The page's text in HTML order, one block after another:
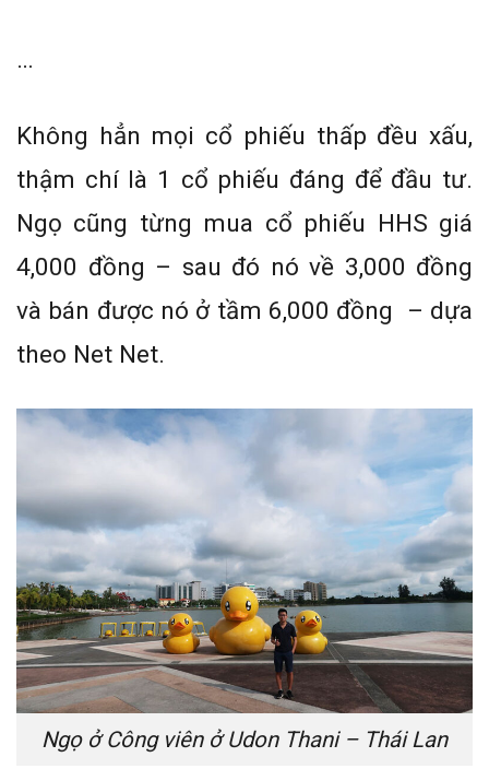
…
Không hẳn mọi cổ phiếu thấp đều xấu,
thậm chí là 1 cổ phiếu đáng để đầu tư.
Ngọ cũng từng mua cổ phiếu HHS giá
4,000 đồng – sau đó nó về 3,000 đồng
và bán được nó ở tầm 6,000 đồng – dựa
theo Net Net.
Ngọ ở Công viên ở Udon Thani – Thái Lan